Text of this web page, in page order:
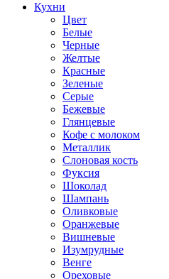
Кухни
Цвет
Белые
Черные
Желтые
Красные
Зеленые
Серые
Бежевые
Глянцевые
Кофе с молоком
Металлик
Слоновая кость
Фуксия
Шоколад
Шампань
Оливковые
Оранжевые
Вишневые
Изумрудные
Венге
Ореховые